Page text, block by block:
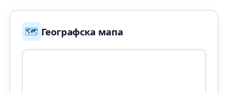
🗺️ Географска мапа